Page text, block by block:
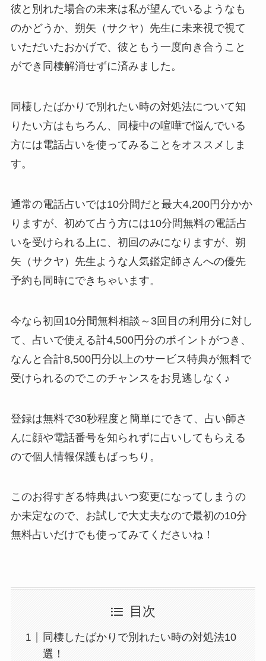
彼と別れた場合の未来は私が望んでいるようなも
のかどうか、 朔矢 （サクヤ）先生に未来視で視て
いただいたおかげで、彼ともう一度向き合うこと
ができ同棲解消せずに済みました。
同棲したばかりで別れたい時の対処法について知
りたい方はもちろん、同棲中の喧嘩で悩んでいる
方には電話占いを使ってみることをオススメしま
す。
通常の電話占いでは10分間だと最大4,200円分かか
りますが、初めて占う方には10分間無料の電話占
いを受けられる上に、初回のみになりますが、 朔
矢 （サクヤ）先生ような人気鑑定師さんへの優先
予約も同時にできちゃいます。
今なら初回10分間無料相談～3回目の利用分に対し
て、占いで使える計4,500円分のポイントがつき、
なんと合計8,500円分以上のサービス特典が無料で
受けられるのでこのチャンスをお見逃しなく♪
登録は無料で30秒程度と簡単にできて、占い師さ
んに顔や電話番号を知られずに占いしてもらえる
ので個人情報保護もばっちり。
このお得すぎる特典はいつ変更になってしまうの
か未定なので、お試しで大丈夫なので最初の10分
無料占いだけでも使ってみてくださいね！
目次
同棲したばかりで別れたい時の対処法10
選！